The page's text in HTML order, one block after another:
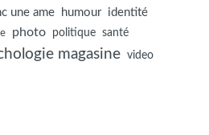
une ame
humour identité
photo politique
santé
magasine video